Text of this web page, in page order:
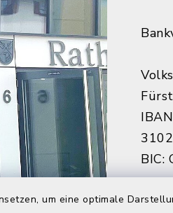
um eine optimale
BIC: